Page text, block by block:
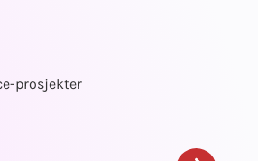
prosjekter